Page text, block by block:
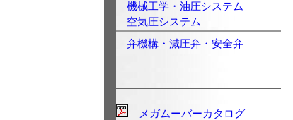
機械工学・油圧システム
空気圧システム
弁機構・減圧弁・安全弁
メガムーバーカタログ